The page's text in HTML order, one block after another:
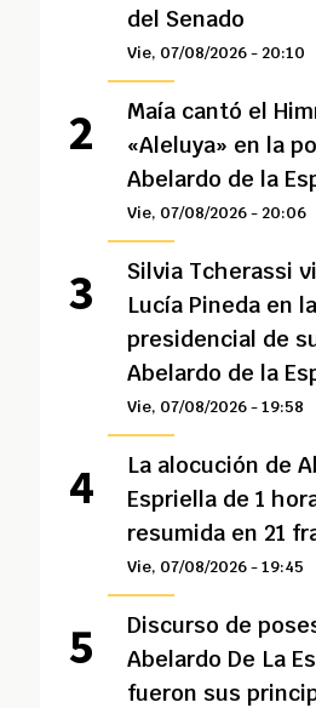
del Senado
Vie, 07/08/2026 - 20:10
Maía cantó el
«Aleluya» en la
Abelardo de la
Vie, 07/08/2026 - 20:06
Silvia Tcherassi
Lucía Pineda en
presidencial de
Abelardo de la
Vie, 07/08/2026 - 19:58
La alocución de
Espriella de 1
resumida en 21
Vie, 07/08/2026 - 19:45
Discurso de
Abelardo De La
fueron sus